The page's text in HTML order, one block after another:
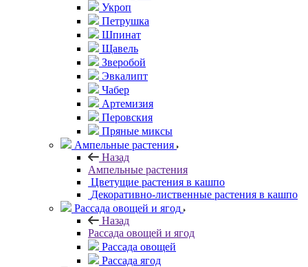
Укроп
Петрушка
Шпинат
Щавель
Зверобой
Эвкалипт
Чабер
Артемизия
Перовския
Пряные миксы
Ампельные растения
Назад
Ампельные растения
Цветущие растения в кашпо
Декоративно-лиственные растения в кашпо
Рассада овощей и ягод
Назад
Рассада овощей и ягод
Рассада овощей
Рассада ягод